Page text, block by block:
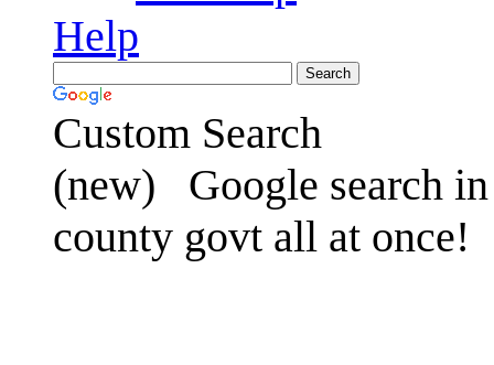
Help
Custom Search
(new)
Google search
county govt all at once!